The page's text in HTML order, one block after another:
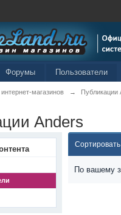
Форумы Пользователи
магазинов → Публикации
Anders
Сортировать
По вашему